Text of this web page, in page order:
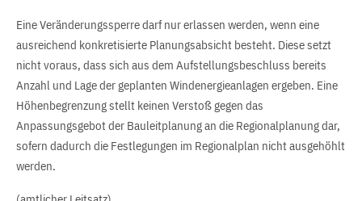
Eine Veränderungssperre darf nur erlassen werden, wenn eine
ausreichend konkretisierte Planungsabsicht besteht. Diese setzt
nicht voraus, dass sich aus dem Aufstellungsbeschluss bereits
Anzahl und Lage der geplanten Windenergieanlagen ergeben. Eine
Höhenbegrenzung stellt keinen Verstoß gegen das
Anpassungsgebot der Bauleitplanung an die Regionalplanung dar,
sofern dadurch die Festlegungen im Regionalplan nicht ausgehöhlt
werden.